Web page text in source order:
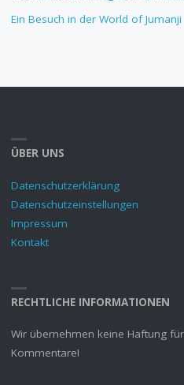
Ein Besuch in der World of Jumanji
ÜBER UNS
Datenschutzerklärung
Datenschutzeinstellungen
Impressum
Kontakt
RECHTLICHE INFORMATIONEN
Wir übernehmen keine Haftung
Kommentare!